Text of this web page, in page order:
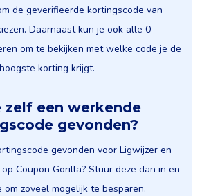
de geverifieerde kortingscode van
Daarnaast kun je ook alle 0
om te bekijken met welke code je de
hoogste korting krijgt.
zelf een werkende
gevonden?
gevonden voor Ligwijzer en
Coupon Gorilla? Stuur deze dan in en
om zoveel mogelijk te besparen.